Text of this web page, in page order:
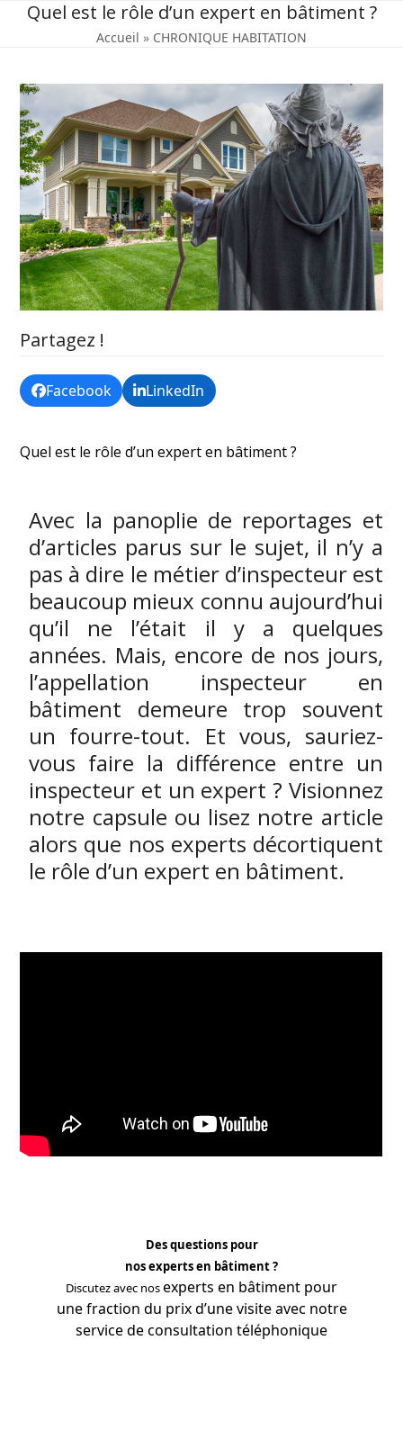
Quel est le rôle d’un expert en bâtiment ?
Accueil » CHRONIQUE HABITATION
Partagez !
Facebook LinkedIn
Quel est le rôle d’un expert en bâtiment ?
Avec la panoplie de reportages et
d’articles parus sur le sujet, il n’y a
pas à dire le métier d’inspecteur est
beaucoup mieux connu aujourd’hui
qu’il ne l’était il y a quelques
années. Mais, encore de nos jours,
l’appellation inspecteur en
bâtiment demeure trop souvent
un fourre-tout. Et vous, sauriez-
vous faire la différence entre un
inspecteur et un expert ? Visionnez
notre capsule ou lisez notre article
alors que nos experts décortiquent
le rôle d’un expert en bâtiment.
Des questions pour
nos experts en bâtiment ?
Discutez avec nosexperts en bâtiment pour
une fraction du prix d’une visite avec notre
service de consultation téléphonique